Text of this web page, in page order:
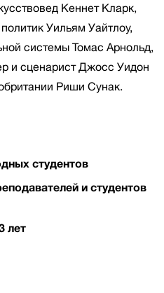
Кеннет Кларк,
Уильям Уайтлоу,
системы Томас Арнольд,
и сценарист Джосс Уидон
Риши Сунак.
студентов
и студентов
лет